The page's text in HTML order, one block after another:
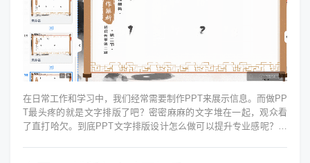
在日常工作和学习中，我们经常需要制作PPT来展示信息。而做PP
T最头疼的就是文字排版了吧？密密麻麻的文字堆在一起，观众看
了直打哈欠。到底PPT文字排版设计怎么做可以提升专业感呢？下